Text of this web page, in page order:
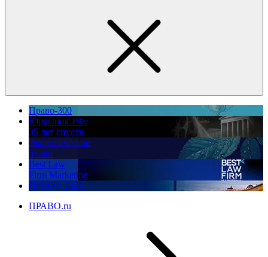
Право-300
Юррынок РФ:
35 лет спустя
Экологическое
право
Best Law
Firm Marketing
ПМЮФ 2026
ПРАВО.ru